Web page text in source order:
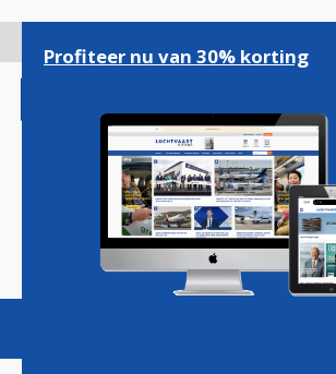
gaan
Magazine Podcasts
Profiteer nu van 30% korting